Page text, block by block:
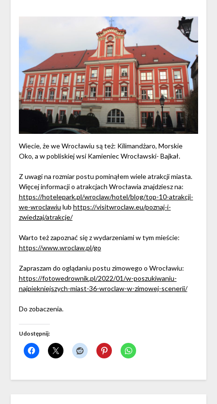
Wiecie, że we Wrocławiu są też: Kilimandżaro, Morskie
Oko, a w pobliskiej wsi Kamieniec Wrocławski- Bajkał.
Z uwagi na rozmiar postu pominąłem wiele atrakcji miasta.
Więcej informacji o atrakcjach Wrocławia znajdziesz na:
https://hotelepark.pl/wroclaw/hotel/blog/top-10-atrakcji-
we-wroclawiu lub https://visitwroclaw.eu/poznaj-i-
zwiedzaj/atrakcje/
Warto też zapoznać się z wydarzeniami w tym mieście:
https://www.wroclaw.pl/go
Zapraszam do oglądaniu postu zimowego o Wrocławiu:
https://fotowedrownik.pl/2022/01/w-poszukiwaniu-
najpiekniejszych-miast-36-wroclaw-w-zimowej-scenerii/
Do zobaczenia.
Udostępnij: